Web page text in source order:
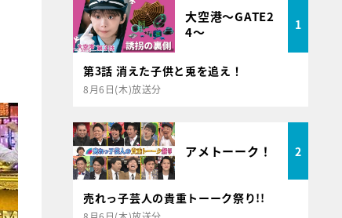
大空港～GATE2
4～
1
第3話 消えた子供と兎を追え！
8月6日(木)放送分
アメトーーク！ 2
売れっ子芸人の貴重トーーク祭り!!